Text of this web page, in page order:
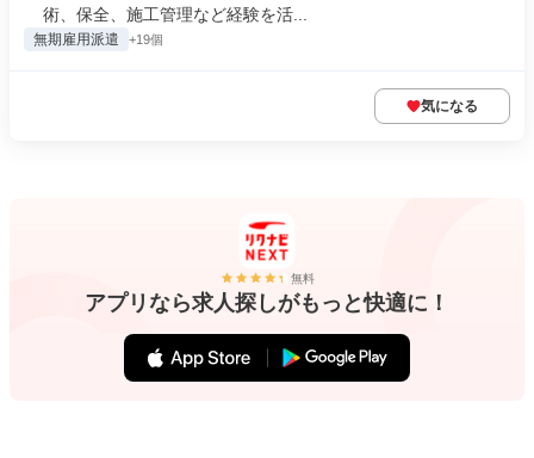
術、保全、施工管理など経験を活...
無期雇用派遣 +19個
気になる
無料
アプリなら求人探しがもっと快適に！